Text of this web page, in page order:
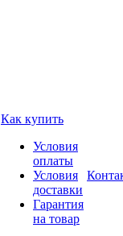
Как купить
Условия
оплаты
Условия
доставки
Гарантия
на товар